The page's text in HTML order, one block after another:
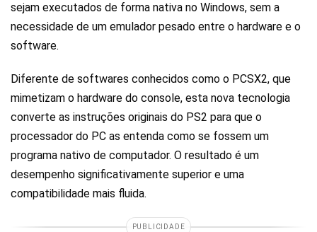
sejam executados de forma nativa no Windows, sem a
necessidade de um emulador pesado entre o hardware e o
software.
Diferente de softwares conhecidos como o PCSX2, que
mimetizam o hardware do console, esta nova tecnologia
converte as instruções originais do PS2 para que o
processador do PC as entenda como se fossem um
programa nativo de computador. O resultado é um
desempenho significativamente superior e uma
compatibilidade mais fluida.
PUBLICIDADE